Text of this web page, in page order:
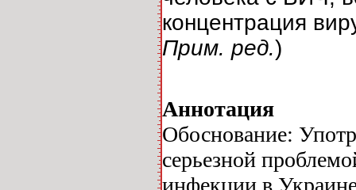
концентрация
Прим. ред.)
Аннотация
Обоснование:
серьезной
инфекции в